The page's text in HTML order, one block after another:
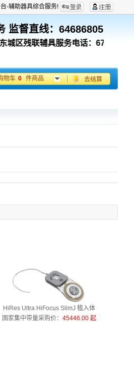
-辅助器具综合服务!
监督直线： 64686805
城区残联辅具服务电话：67053180；
物车 0 件商品 去结算
HiRes Ultra HiFocus SlimJ 植入体
国家集中带量采购价： 45446.00 起